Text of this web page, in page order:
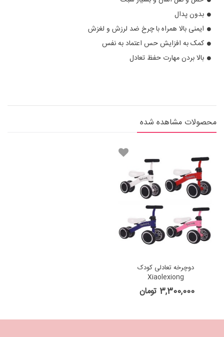
بدون پدال
ایمنی بالا همراه با چرخ ضد لرزش و لغزش
کمک به افزایش حس اعتماد به نفس
بالا بردن مهارت حفظ تعادل
محصولات مشاهده شده
دوچرخه تعادلی کودک
Xiaolexiong
3,300,000 تومان